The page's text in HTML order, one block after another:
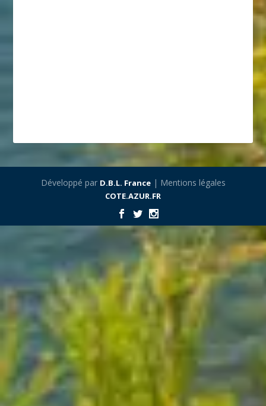
Développé par D.B.L. France| Mentions légales
COTE.AZUR.FR